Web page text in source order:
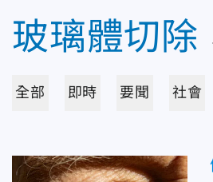
玻璃體切除
全部 即時 要聞 社會